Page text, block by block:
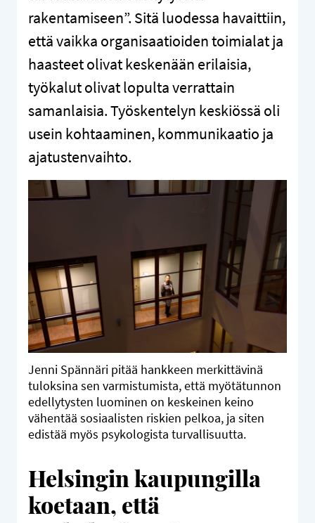
rakentamiseen”. Sitä luodessa havaittiin,
että vaikka organisaatioiden toimialat ja
haasteet olivat keskenään erilaisia,
työkalut olivat lopulta verrattain
samanlaisia. Työskentelyn keskiössä oli
usein kohtaaminen, kommunikaatio ja
ajatustenvaihto.
Jenni Spännäri pitää hankkeen merkittävinä
tuloksina sen varmistumista, että myötätunnon
edellytysten luominen on keskeinen keino
vähentää sosiaalisten riskien pelkoa, ja siten
edistää myös psykologista turvallisuutta.
Helsingin kaupungilla
koetaan, että